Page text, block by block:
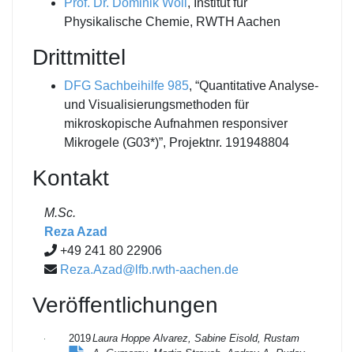
Physikalische Chemie, RWTH Aachen
Drittmittel
DFG Sachbeihilfe 985, “Quantitative Analyse-
und Visualisierungsmethoden für
mikroskopische Aufnahmen responsiver
Mikrogele (G03*)”, Projektnr. 191948804
Kontakt
M.Sc.
Reza Azad
+49 241 80 22906
Reza.Azad@lfb.rwth-aachen.de
Veröffentlichungen
2019Laura Hoppe Alvarez, Sabine Eisold, Rustam